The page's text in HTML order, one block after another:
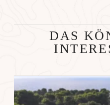
DAS